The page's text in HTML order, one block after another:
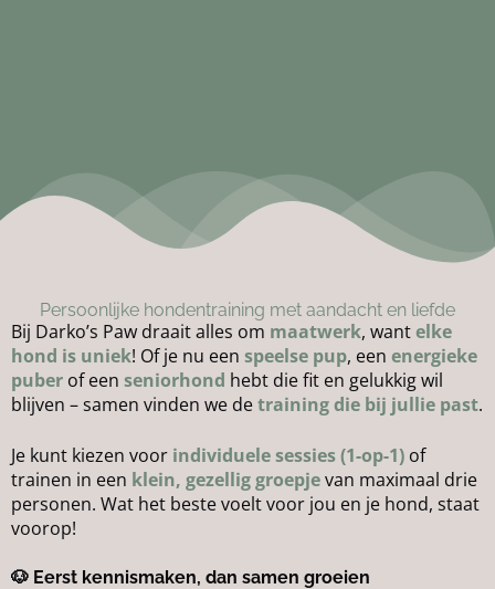
Persoonlijke hondentraining met aandacht en liefde
Bij Darko’s Paw draait alles om maatwerk, wantelke
hond is uniek! Of je nu een speelse pup, een energieke
puber of een seniorhond hebt die fit en gelukkig wil
blijven – samen vinden we detraining die bij jullie past.
Je kunt kiezen voor individuele sessies (1-op-1) of
trainen in een klein, gezellig groepjevan maximaal drie
personen. Wat het beste voelt voor jou en je hond, staat
voorop!
🐶 Eerst kennismaken, dan samen groeien